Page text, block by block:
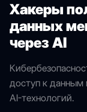
Хакеры
данных
через AI
доступ к данным
AI-технологий.